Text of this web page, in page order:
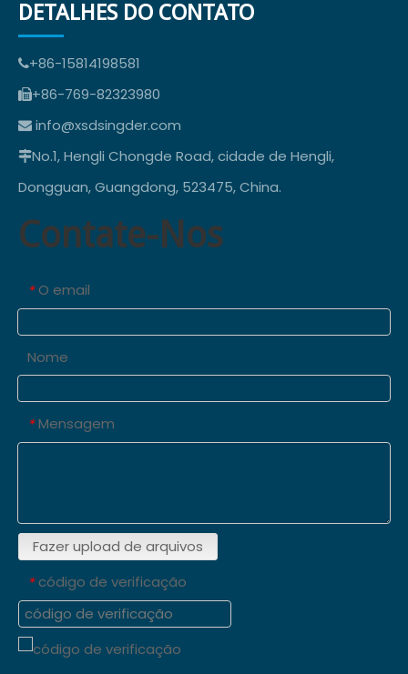
DETALHES DO CONTATO
+86-15814198581
+86-769-82323980
 info@xsdsingder.com
No.1, Hengli Chongde Road, cidade de Hengli,
Dongguan, Guangdong, 523475, China.
Contate-Nos
* O email
Nome
* Mensagem
Fazer upload de arquivos
* código de verificação